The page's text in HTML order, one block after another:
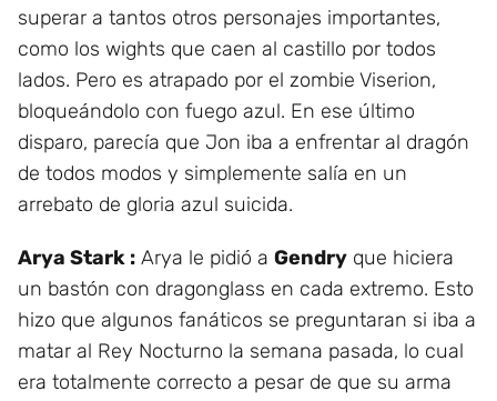
superar a tantos otros personajes importantes,
como los wights que caen al castillo por todos
lados. Pero es atrapado por el zombie Viserion,
bloqueándolo con fuego azul. En ese último
disparo, parecía que Jon iba a enfrentar al dragón
de todos modos y simplemente salía en un
arrebato de gloria azul suicida.
Arya Stark : Arya le pidió a Gendry que hiciera
un bastón con dragonglass en cada extremo. Esto
hizo que algunos fanáticos se preguntaran si iba a
matar al Rey Nocturno la semana pasada, lo cual
era totalmente correcto a pesar de que su arma